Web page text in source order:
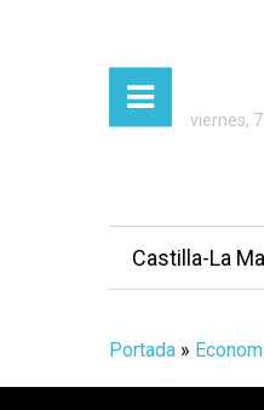
viernes,
Castilla-La
Portada »